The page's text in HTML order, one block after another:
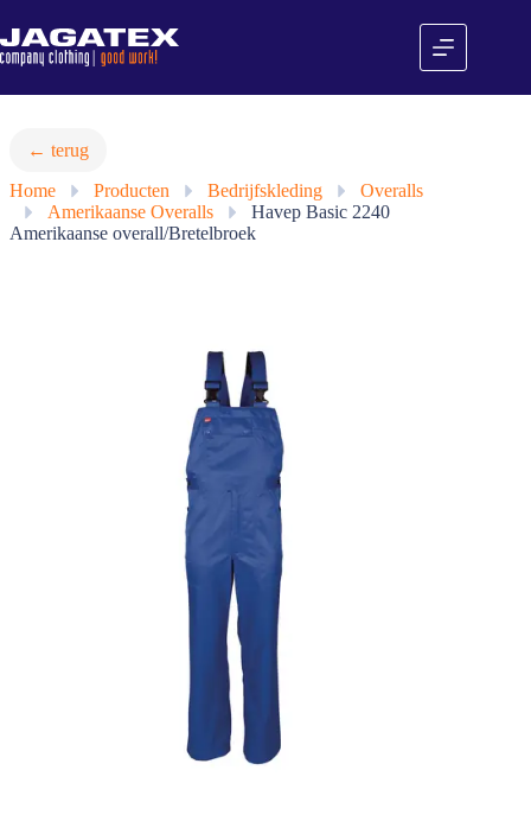
naar
de
inhoud
← terug
Home
» Producten » Bedrijfskleding »
Overalls
»
Amerikaanse Overalls »
Havep Basic 2240
Amerikaanse overall/Bretelbroek